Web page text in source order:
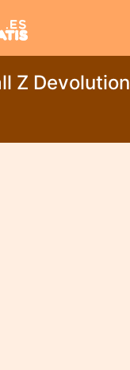
Z Devolution